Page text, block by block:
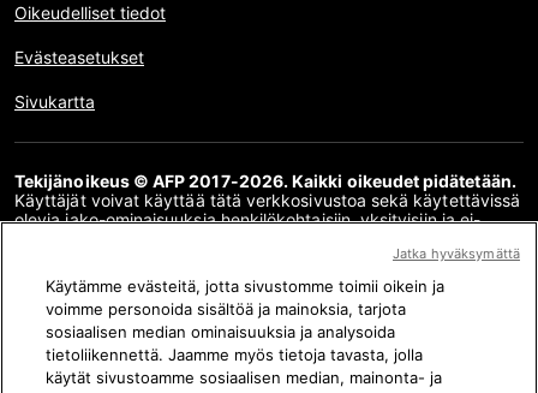
Oikeudelliset tiedot
Evästeasetukset
Sivukartta
Tekijänoikeus © AFP 2017-2026. Kaikki oikeudet pidätetään.
Käyttäjät voivat käyttää tätä verkkosivustoa sekä käytettävissä
olevia jako-ominaisuuksia henkilökohtaisiin, yksityisiin ja ei-
verkkosivuston sisällön jäljentäminen, välittäminen yleisölle tai
jakelu kokonaan tai osittain, mihin tahansa muuhun
tarkoitukseen ja/tai millä tahansa muulla tavalla ilman AFP:n
kanssa allekirjoitettua erityistä lisenssisopimusta on
ehdottomasti kielletty. Faktantarkistusten sisältämää tai niihin
linkkien kautta sisältyvää asiasisältöä esitetään siinä määrin kuin
se on tarpeen kyseisiä sisältöjä koskevan faktantarkistuksen
Käytämme evästeitä, jotta sivustomme toimii oikein ja
voimme personoida sisältöä ja mainoksia, tarjota
sosiaalisen median ominaisuuksia ja analysoida
tietoliikennettä. Jaamme myös tietoja tavasta, jolla
käytät sivustoamme sosiaalisen median, mainonta- ja
Jatka hyväksymättä